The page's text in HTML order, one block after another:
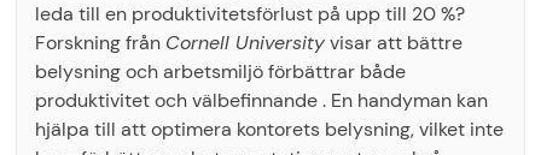
leda till en produktivitetsförlust på upp till 20 %?
Forskning från Cornell Universityvisar att bättre
belysning och arbetsmiljö förbättrar både
produktivitet och välbefinnande . En handyman kan
hjälpa till att optimera kontorets belysning, vilket inte